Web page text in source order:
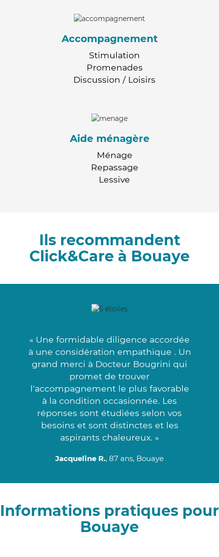
Accompagnement
Stimulation
Promenades
Discussion / Loisirs
Aide ménagère
Ménage
Repassage
Lessive
Ils recommandent
Click&Care à Bouaye
« Une formidable diligence accordée
à une considération empathique . Un
grand merci à Docteur Bougrini qui
promet de trouver
l'accompagnement le plus favorable
à la condition occasionnée. Les
réponses sont étudiées selon vos
besoins et sont distinctes et les
aspirants chaleureux. »
Jacqueline R., 87 ans, Bouaye
Informations pratiques pour
Bouaye